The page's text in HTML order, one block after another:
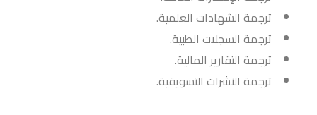
ترجمة الشهادات العلمية.
ترجمة السجلات الطبية.
ترجمة التقارير المالية.
ترجمة النشرات التسويقية.